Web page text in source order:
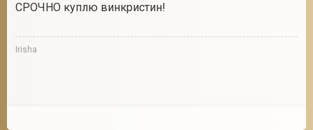
СРОЧНО куплю винкристин!
Irisha